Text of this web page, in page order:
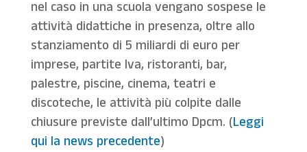
nel caso in una scuola vengano sospese le
attività didattiche in presenza, oltre allo
stanziamento di 5 miliardi di euro per
imprese, partite Iva, ristoranti, bar,
palestre, piscine, cinema, teatri e
discoteche, le attività più colpite dalle
chiusure previste dall’ultimo Dpcm. (Leggi
qui la news precedente)